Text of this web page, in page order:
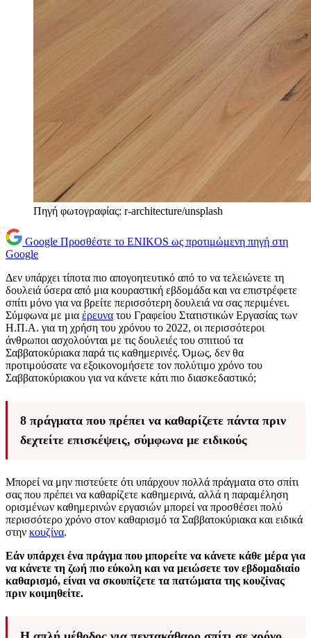
Πηγή φωτογραφίας: r-architecture/unsplash
Google Προσθέστε το ENIKOS ως προτιμώμενη πηγή στη
Google
Δεν υπάρχει τίποτα πιο απογοητευτικό από το να τελειώνετε τη
δουλειά ύσερα από μια κουραστική εβδομάδα και να επιστρέφετε
σπίτι μόνο για να βρείτε περισσότερη δουλειά να σας περιμένει.
Σύμφωνα με μια έρευνα του Γραφείου Στατιστικών Εργασίας των
Η.Π.Α. για τη χρήση του χρόνου το 2022, οι περισσότεροι
άνθρωποι ασχολούνται με τις δουλειές του σπιτιού τα
Σαββατοκύριακα παρά τις καθημερινές. Όμως, δεν θα
προτιμούσατε να εξοικονομήσετε τον πολύτιμο χρόνο του
Σαββατοκύριακου για να κάνετε κάτι πιο διασκεδαστικό;
8 πράγματα που πρέπει να καθαρίζετε πάντα πριν
δεχτείτε επισκέψεις, σύμφωνα με ειδικούς
Μπορεί να μην πιστεύετε ότι υπάρχουν πολλά πράγματα στο σπίτι
σας που πρέπει να καθαρίζετε καθημερινά, αλλά η παραμέληση
ορισμένων καθημερινών εργασιών μπορεί να προσθέσει πολύ
περισσότερο χρόνο στον καθαρισμό τα Σαββατοκύριακα και ειδικά
στην κουζίνα.
Εάν υπάρχει ένα πράγμα που μπορείτε να κάνετε κάθε μέρα για
να κάνετε τη ζωή πιο εύκολη και να μειώσετε τον εβδομαδιαίο
καθαρισμό, είναι να σκουπίζετε τα πατώματα της κουζίνας
πριν κοιμηθείτε.